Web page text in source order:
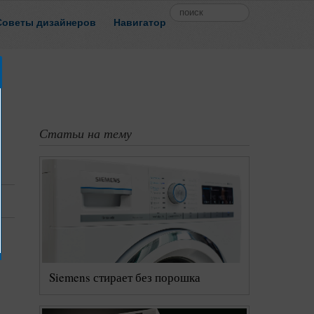
дизайнеров Навигатор
Домоводство
Шторы
Цвет
Обои
Статьи на тему
Siemens стирает без порошка